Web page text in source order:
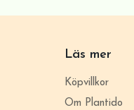
Läs mer
Köpvillkor
Om Plantido